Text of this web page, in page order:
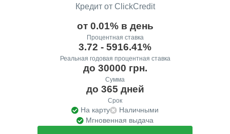
Кредит от ClickCredit
от 0.01% в день
Процентная ставка
3.72 - 5916.41%
Реальная годовая процентная ставка
до 30000 грн.
Сумма
до 365 дней
Срок
На карту
Наличными
Мгновенная выдача